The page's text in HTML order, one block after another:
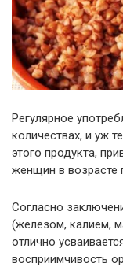
Регулярное
количествах, и уж
этого продукта,
женщин в возрасте
Согласно
(железом, калием,
отлично
восприимчивость